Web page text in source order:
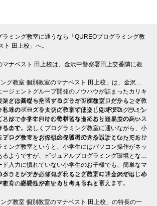
ラミング教室に通うなら「QUREOプログラミング教
田上校」へ。
マナベスト 田上校は、金沢中警察署田上交番隣に教
グ教室 個別教室のマナベスト 田上校」は、金沢の
ジェントグループ開発のノウハウが詰まったカリキ
ングの基礎を学習することが可能なプログラミング教
私達のプログラミング教室で使う「QUREO」という
スは、小学生向けの教材となっており、１つのレッス
ます。
業とは異なった「プログラミング教室」だからこそ、
りのペースを大切に、まずは楽しんでプログラミン
とができます。そして学習を進めると難易度の高いゲ
るので、楽しくプログラミング教室に通いながら、小
プログラミングの概念を習得できる設計となっており
ミング教室をお探しの保護者の方からよくいただくご
ング教室というと、小学生にはパソコン操作がネッ
ようですが、ビジュアルプログラミング環境となっ
入力に慣れていない小学生のお子様でも、簡単なマ
ることができ、プログラミング教室に通うのがはじめ
く、継続しやすいカリキュラムと言えます。
グラミングが必修化されることにより、金沢でも、小
育の必要性が高まると考えられます。
ング教室 個別教室のマナベスト 田上校」の特長の一